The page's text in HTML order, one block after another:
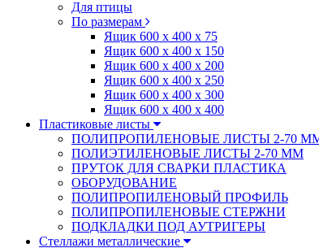
Для птицы
По размерам
Ящик 600 х 400 х 75
Ящик 600 х 400 х 150
Ящик 600 х 400 х 200
Ящик 600 х 400 х 250
Ящик 600 х 400 х 300
Ящик 600 х 400 х 400
Пластиковые листы
ПОЛИПРОПИЛЕНОВЫЕ ЛИСТЫ 2-70
ПОЛИЭТИЛЕНОВЫЕ ЛИСТЫ 2-70 ММ
ПРУТОК ДЛЯ СВАРКИ ПЛАСТИКА
ОБОРУДОВАНИЕ
ПОЛИПРОПИЛЕНОВЫЙ ПРОФИЛЬ
ПОЛИПРОПИЛЕНОВЫЕ СТЕРЖНИ
ПОДКЛАДКИ ПОД АУТРИГЕРЫ
Стеллажи металлические